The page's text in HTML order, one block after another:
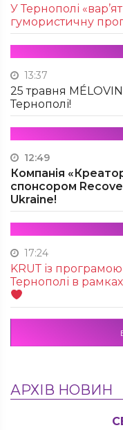
У Тернополі
гумористичну
13:37
25 травня
Тернополі!
12:49
Компанія
спонсором
Ukraine!
17:24
KRUТ із
Тернополі в
АРХІВ НОВИН